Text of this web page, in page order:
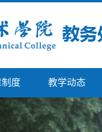
制度 教学动态